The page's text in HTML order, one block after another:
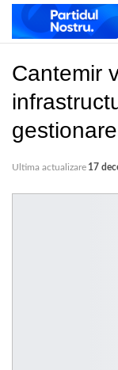
Cantemir
Ultima actualizare 17